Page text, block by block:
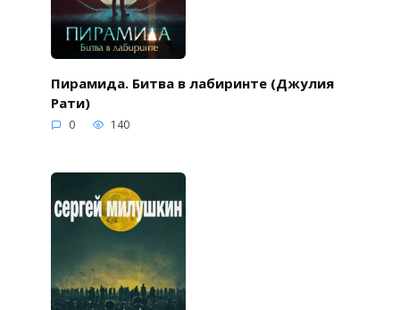
Пирамида. Битва в лабиринте (Джулия
Рати)
0 140